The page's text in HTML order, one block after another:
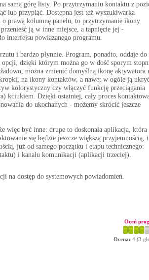
samą górę listy. Po przytrzymaniu kontaktu z
lub przypiąć. Dostępna jest też wyszukiwarka
o prawą kolumnę panelu, to przytrzymanie ikony
ją w inne miejsce, a tapnięcie jej -
interfejsu powiązanego programu.
i bardzo płynnie. Program, ponadto, oddaje do
dzięki którym można go w dość sporym
można zmienić domyślną ikonę aktywatora
na ikony kontaktów, a nawet w ogóle ją
kolorystyczny czy włączyć funkcję przeciągania
kciukiem. Dzięki ostatniej, cały proces
do ukochanych - możemy skrócić jeszcze
więc być inne: drupe to doskonała aplikacja, która
się będzie jeszcze większą przyjemnością,
już od samego początku i etapu technicznego:
i kanału komunikacji (aplikacji trzeciej).
na dostęp do systemowych powiadomień.
Oceń
Ocena: 4 (3